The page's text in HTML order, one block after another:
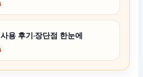
용 후기·장단점 한눈에